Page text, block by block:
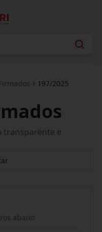
197/2025
transparente e
abaixo